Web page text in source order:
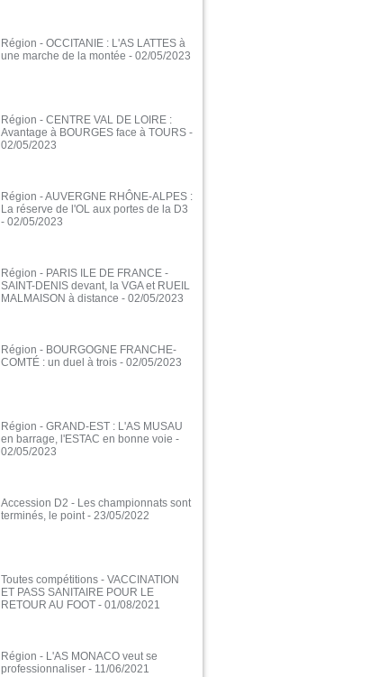
Région - OCCITANIE : L'AS LATTES à
une marche de la montée - 02/05/2023
Région - CENTRE VAL DE LOIRE :
Avantage à BOURGES face à TOURS -
02/05/2023
Région - AUVERGNE RHÔNE-ALPES :
La réserve de l'OL aux portes de la D3
- 02/05/2023
Région - PARIS ILE DE FRANCE -
SAINT-DENIS devant, la VGA et RUEIL
MALMAISON à distance - 02/05/2023
Région - BOURGOGNE FRANCHE-
COMTÉ : un duel à trois - 02/05/2023
Région - GRAND-EST : L'AS MUSAU
en barrage, l'ESTAC en bonne voie -
02/05/2023
Accession D2 - Les championnats sont
terminés, le point - 23/05/2022
Toutes compétitions - VACCINATION
ET PASS SANITAIRE POUR LE
RETOUR AU FOOT - 01/08/2021
Région - L'AS MONACO veut se
professionnaliser - 11/06/2021